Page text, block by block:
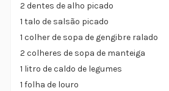
2 dentes de alho picado
1 talo de salsão picado
1 colher de sopa de gengibre ralado
2 colheres de sopa de manteiga
1 litro de caldo de legumes
1 folha de louro